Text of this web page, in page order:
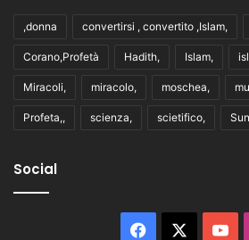
,donna convertirsi , convertito ,Islam,
Corano,Profetà Hadith, Islam,
Miracoli, miracolo, moschea,
Profeta,, scienza, scietifico,
Social
Facebook